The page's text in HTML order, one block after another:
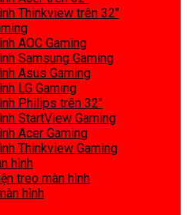
Thinkview trên 32″
AOC Gaming
Samsung Gaming
Asus Gaming
LG Gaming
Philips trên 32″
StartView Gaming
Acer Gaming
Thinkview Gaming
hình
treo màn hình
hình